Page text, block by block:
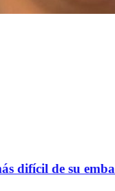
difícil de su